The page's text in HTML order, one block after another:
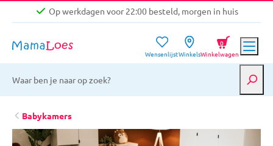
Op werkdagen voor 22:00 besteld, morgen in huis
Gratis verzending vanaf €39,-
Op werkdagen voor 22:00 besteld, morgen in huis
WensenlijstWinkelsWinkelwagen
0
Babykamers